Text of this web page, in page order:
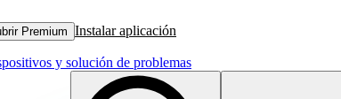
Premium Instalar aplicación
y solución de problemas